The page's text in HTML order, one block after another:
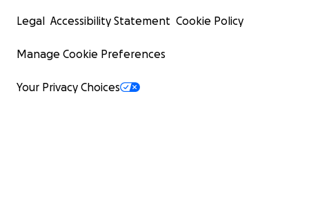
Legal Accessibility Statement Cookie Policy
Manage Cookie Preferences
Your Privacy Choices